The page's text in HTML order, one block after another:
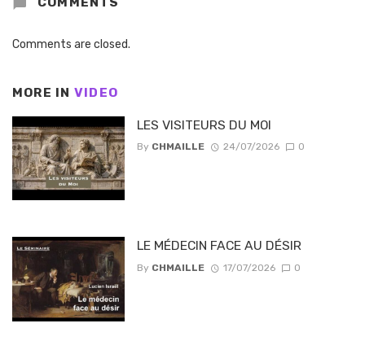
Comments are closed.
MORE IN VIDEO
LES VISITEURS DU MOI
By CHMAILLE 24/07/2026 0
LE MÉDECIN FACE AU DÉSIR
By CHMAILLE 17/07/2026 0